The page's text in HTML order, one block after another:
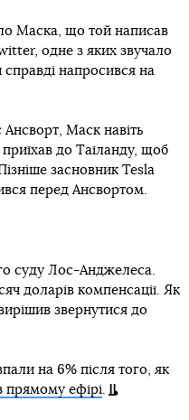
Маска, що той написав
одне з яких звучало
напросився на
Маск навіть
до Таїланду, щоб
засновник Tesla
перед Ансвортом.
суду Лос-Анджелеса.
доларів компенсації. Як
звернутися до
на 6% після того, як
прямому ефірі.